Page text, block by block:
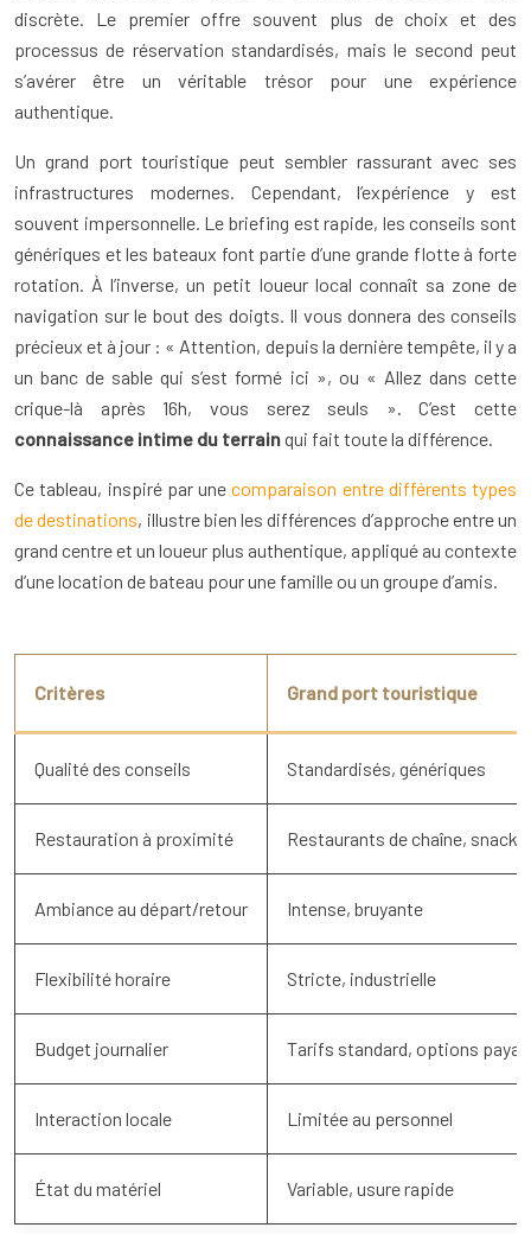
discrète. Le premier offre souvent plus de choix et des
processus de réservation standardisés, mais le second peut
s’avérer être un véritable trésor pour une expérience
authentique.
Un grand port touristique peut sembler rassurant avec ses
infrastructures modernes. Cependant, l’expérience y est
souvent impersonnelle. Le briefing est rapide, les conseils sont
génériques et les bateaux font partie d’une grande flotte à forte
rotation. À l’inverse, un petit loueur local connaît sa zone de
navigation sur le bout des doigts. Il vous donnera des conseils
précieux et à jour : « Attention, depuis la dernière tempête, il y a
un banc de sable qui s’est formé ici », ou « Allez dans cette
crique-là après 16h, vous serez seuls ». C’est cette
connaissance intime du terrainqui fait toute la différence.
Ce tableau, inspiré par unecomparaison entre différents types
de destinations, illustre bien les différences d’approche entre un
grand centre et un loueur plus authentique, appliqué au contexte
d’une location de bateau pour une famille ou un groupe d’amis.
Critères Grand port touristique
Qualité des conseils Standardisés, génériques
Restauration à proximité Restaurants de chaîne, snacks
Ambiance au départ/retour Intense, bruyante
Flexibilité horaire Stricte, industrielle
Budget journalier Tarifs standard, options
Interaction locale Limitée au personnel
État du matériel Variable, usure rapide